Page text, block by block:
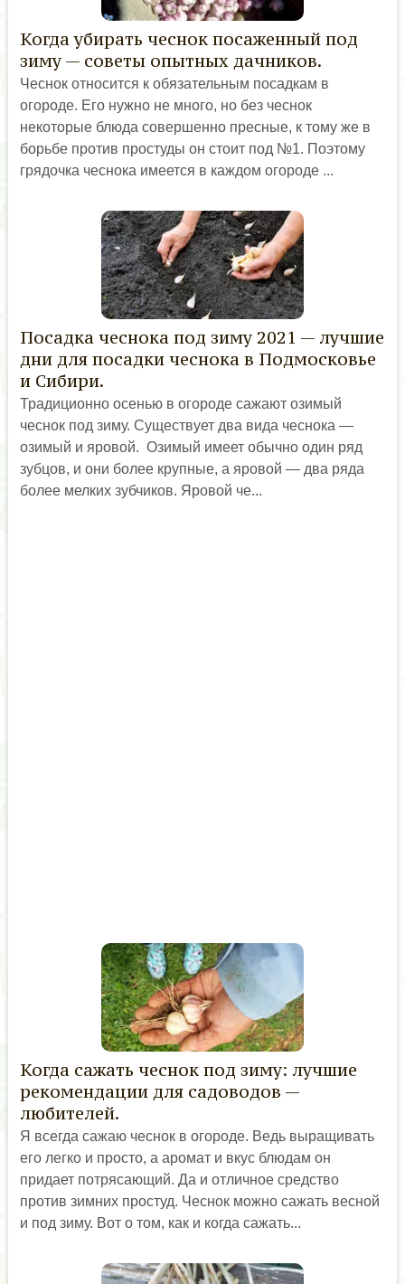
Когда убирать чеснок посаженный под
зиму — советы опытных дачников.
Чеснок относится к обязательным посадкам в
огороде. Его нужно не много, но без чеснок
некоторые блюда совершенно пресные, к тому же в
борьбе против простуды он стоит под №1. Поэтому
грядочка чеснока имеется в каждом огороде ...
Посадка чеснока под зиму 2021 — лучшие
дни для посадки чеснока в Подмосковье
и Сибири.
Традиционно осенью в огороде сажают озимый
чеснок под зиму. Существует два вида чеснока —
озимый и яровой. Озимый имеет обычно один ряд
зубцов, и они более крупные, а яровой — два ряда
более мелких зубчиков. Яровой че...
Когда сажать чеснок под зиму: лучшие
рекомендации для садоводов —
любителей.
Я всегда сажаю чеснок в огороде. Ведь выращивать
его легко и просто, а аромат и вкус блюдам он
придает потрясающий. Да и отличное средство
против зимних простуд. Чеснок можно сажать весной
и под зиму. Вот о том, как и когда сажать...